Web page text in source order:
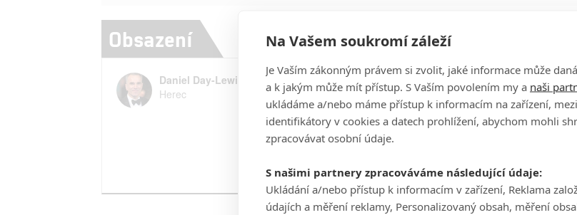
Obsazení
Daniel Day-Lewis
Herec
Na Vašem soukromí záleží
Je Vaším zákonným právem si zvolit, jaké informace může
a k jakým může mít přístup. S Vaším povolením my a naši
ukládáme a/nebo máme přístup k informacím na zařízení,
identifikátory v cookies a datech prohlížení, abychom mohli
zpracovávat osobní údaje.
S našimi partnery zpracováváme následující údaje:
Ukládání a/nebo přístup k informacím v zařízení, Reklama
údajích a měření reklamy, Personalizovaný obsah, měření